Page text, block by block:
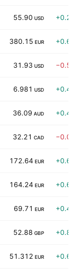
55.90 USD +0.25%
380.15 EUR +0.69%
31.93 USD −0.54%
6.981 USD +0.43%
36.09 AUD +0.42%
32.21 CAD −0.03%
172.64 EUR +0.61%
164.24 EUR +0.62%
69.71 EUR +0.48%
52.88 GBP +0.82%
51.312 EUR +0.67%